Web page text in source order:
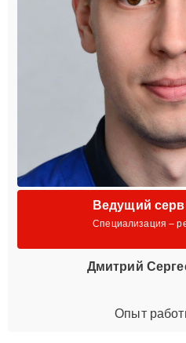
Ведущий
Специализация –
Дмитрий
Опыт